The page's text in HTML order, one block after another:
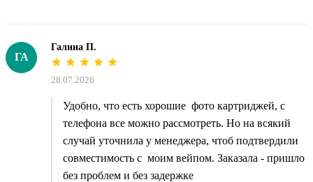
ГА
Галина П.
28.07.2026
Удобно, что есть хорошие фото картриджей, с
телефона все можно рассмотреть. Но на всякий
случай уточнила у менеджера, чтоб подтвердили
совместимость с моим вейпом. Заказала - пришло
без проблем и без задержке